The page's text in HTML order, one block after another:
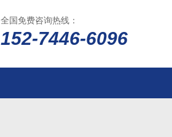
全国免费咨询热线：
152-7446-6096